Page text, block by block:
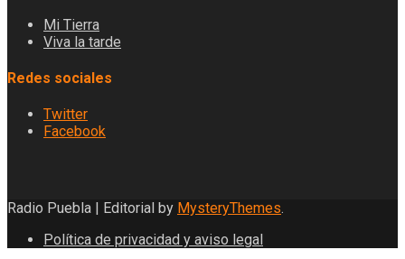
Mi Tierra
Viva la tarde
Redes sociales
Twitter
Facebook
Radio Puebla Editorial by MysteryThemes.
Política de privacidad y aviso legal